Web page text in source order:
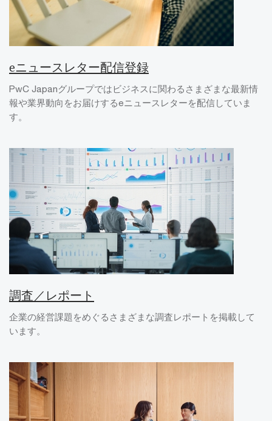
eニュースレター配信登録
PwC Japanグループではビジネスに関わるさまざまな最新情
報や業界動向をお届けするeニュースレターを配信していま
す。
調査／レポート
企業の経営課題をめぐるさまざまな調査レポートを掲載して
います。